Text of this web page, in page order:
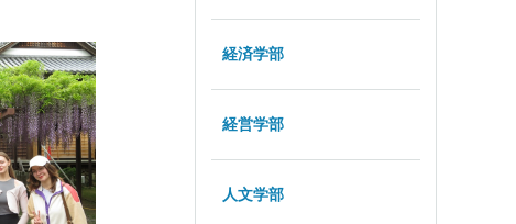
経済学部
経営学部
人文学部